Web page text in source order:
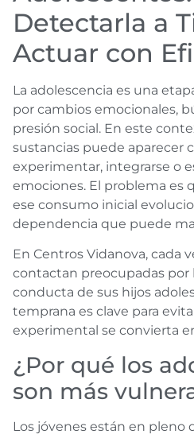
Detectarla a
Actuar con
La adolescencia es una
por cambios emocionales,
presión social. En este
sustancias puede aparecer
experimentar, integrarse o
emociones. El problema es
ese consumo inicial
dependencia que puede
En Centros Vidanova, cada
contactan preocupadas por
conducta de sus hijos
temprana es clave para
experimental se convierta
¿Por qué los
son más
Los jóvenes están en pleno